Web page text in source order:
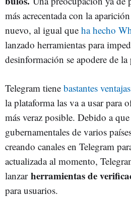
más acrecentada con la
nuevo, al igual que ha hecho
lanzado herramientas para
desinformación se apodere de la
Telegram tiene bastantes ventajas
la plataforma las va a usar para
más veraz posible. Debido a
gubernamentales de varios
creando canales en Telegram
actualizada al momento,
lanzar herramientas de
para usuarios.